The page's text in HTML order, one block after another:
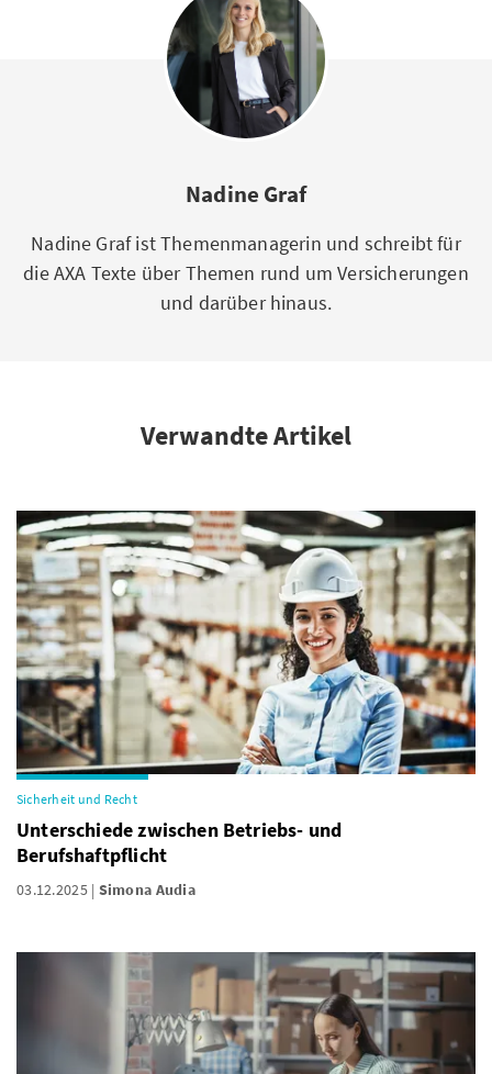
Nadine Graf
Nadine Graf ist Themenmanagerin und schreibt für
die AXA Texte über Themen rund um Versicherungen
und darüber hinaus.
Verwandte Artikel
Sicherheit und Recht
Unterschiede zwischen Betriebs- und
Berufshaftpflicht
03.12.2025 Simona Audia